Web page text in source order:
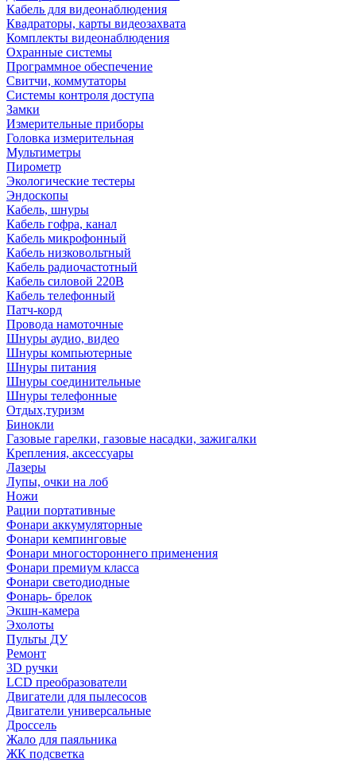
Кабель для видеонаблюдения
Квадраторы, карты видеозахвата
Комплекты видеонаблюдения
Охранные системы
Программное обеспечение
Свитчи, коммутаторы
Системы контроля доступа
Замки
Измерительные приборы
Головка измерительная
Мультиметры
Пирометр
Экологические тестеры
Эндоскопы
Кабель, шнуры
Кабель гофра, канал
Кабель микрофонный
Кабель низковольтный
Кабель радиочастотный
Кабель силовой 220В
Кабель телефонный
Патч-корд
Провода намоточные
Шнуры аудио, видео
Шнуры компьютерные
Шнуры питания
Шнуры соединительные
Шнуры телефонные
Отдых,туризм
Бинокли
Газовые гарелки, газовые насадки, зажигалки
Крепления, аксессуары
Лазеры
Лупы, очки на лоб
Ножи
Рации портативные
Фонари аккумуляторные
Фонари кемпинговые
Фонари многостороннего применения
Фонари премиум класса
Фонари светодиодные
Фонарь- брелок
Экшн-камера
Эхолоты
Пульты ДУ
Ремонт
3D ручки
LCD преобразователи
Двигатели для пылесосов
Двигатели универсальные
Дроссель
Жало для паяльника
ЖК подсветка